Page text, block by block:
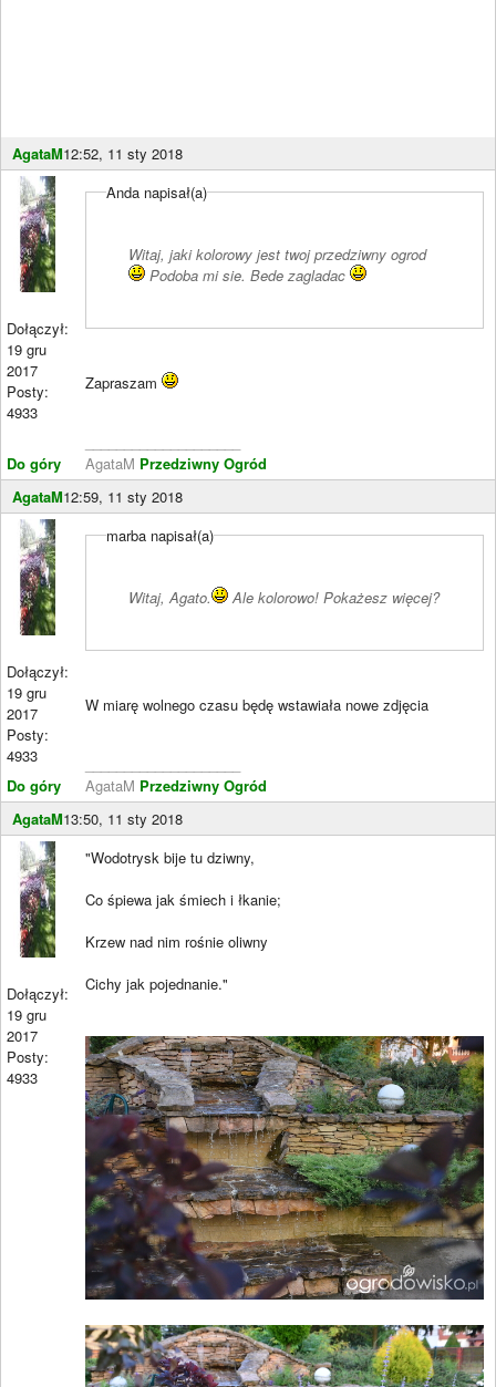
AgataM12:52, 11 sty 2018
Dołączył:
19 gru
2017
Posty:
4933
Do góry
Anda napisał(a)
Witaj, jaki kolorowy jest twoj przedziwny ogrod
Podoba mi sie. Bede zagladac
Zapraszam
AgataM Przedziwny Ogród
AgataM12:59, 11 sty 2018
Dołączył:
19 gru
2017
Posty:
4933
Do góry
marba napisał(a)
Witaj, Agato. Ale kolorowo! Pokażesz więcej?
W miarę wolnego czasu będę wstawiała nowe zdjęcia
AgataM Przedziwny Ogród
AgataM13:50, 11 sty 2018
Dołączył:
19 gru
2017
Posty:
4933
"Wodotrysk bije tu dziwny,
Co śpiewa jak śmiech i łkanie;
Krzew nad nim rośnie oliwny
Cichy jak pojednanie."